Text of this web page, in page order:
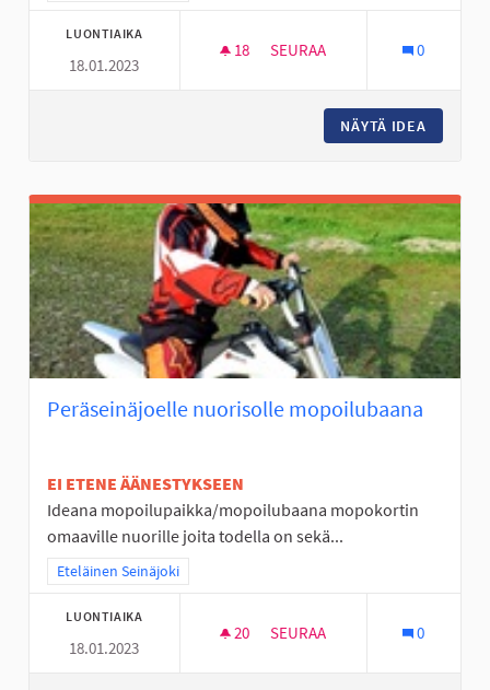
LUONTIAIKA
18.01.2023
18 18 SEURAAJAA
SEURAA 0
NÄYTÄ IDEA
Peräseinäjoelle nuorisolle mopoilubaana
EI ETENE ÄÄNESTYKSEEN
Ideana mopoilupaikka/mopoilubaana mopokortin
omaaville nuorille joita todella on sekä...
Rajaa tulokset teeman mukaan: Eteläinen Seinäjoki
Eteläinen Seinäjoki
LUONTIAIKA
18.01.2023
20 20 SEURAAJAA
SEURAA 0